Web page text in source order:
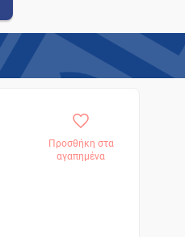
Προσθήκη στα
αγαπημένα